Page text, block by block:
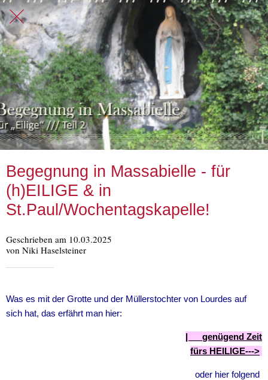
Begegnung in Massabielle - für
(h)EILIGE & in
St.Paul/Wochentagskapelle!
Geschrieben am 10.03.2025
von Niki Haselsteiner
Was es mit der Grotte und der Müllerstochter von Lourdes auf
sich hat, das erfährt man hier:
| genügend Zeit
fürs HEILIGE--->
oder hier folgend